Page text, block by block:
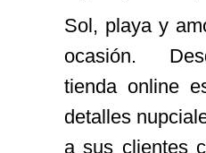
Sol, playa y
ocasión.
tienda online
detalles
a sus clientes